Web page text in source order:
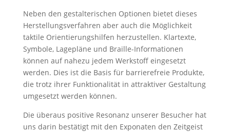
Neben den gestalterischen Optionen bietet dieses
Herstellungsverfahren aber auch die Möglichkeit
taktile Orientierungshilfen herzustellen. Klartexte,
Symbole, Lagepläne und Braille-Informationen
können auf nahezu jedem Werkstoff eingesetzt
werden. Dies ist die Basis für barrierefreie Produkte,
die trotz ihrer Funktionalität in attraktiver Gestaltung
umgesetzt werden können.
Die überaus positive Resonanz unserer Besucher hat
uns darin bestätigt mit den Exponaten den Zeitgeist